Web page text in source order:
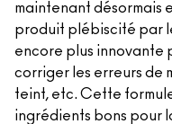
maintenant désormais
produit plébiscité par
encore plus innovante
corriger les erreurs de
teint, etc. Cette
ingrédients bons pour